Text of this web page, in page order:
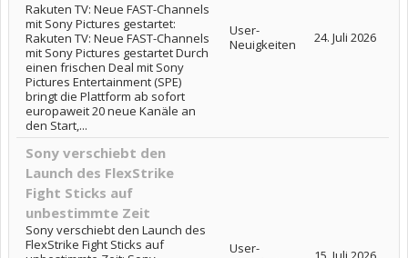
Rakuten TV: Neue FAST-Channels
mit Sony Pictures gestartet:
Rakuten TV: Neue FAST-Channels
mit Sony Pictures gestartet Durch
einen frischen Deal mit Sony
Pictures Entertainment (SPE)
bringt die Plattform ab sofort
europaweit 20 neue Kanäle an
den Start,...
User-
Neuigkeiten
24. Juli 2026
Sony verschiebt den
Launch des FlexStrike
Fight Sticks auf
unbestimmte Zeit
Sony verschiebt den Launch des
FlexStrike Fight Sticks auf
User-